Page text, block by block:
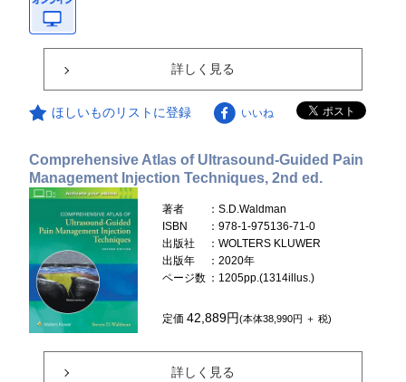
詳しく見る
ほしいものリストに登録 いいね
Comprehensive Atlas of Ultrasound-Guided Pain
Management Injection Techniques, 2nd ed.
著者
：S.D.Waldman
ISBN
：978-1-975136-71-0
出版社
：WOLTERS KLUWER
出版年
：2020年
ページ数 ：1205pp.(1314illus.)
定価42,889円(本体38,990円 ＋ 税)
詳しく見る